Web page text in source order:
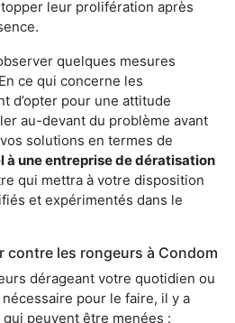
leur prolifération après
quelques mesures
ce qui concerne les
d’opter pour une attitude
au-devant du problème avant
solutions en termes de
à une entreprise de dératisation
qui mettra à votre disposition
et expérimentés dans le
contre les rongeurs à Condom
dérageant votre quotidien ou
pour le faire, il y a
peuvent être menées :